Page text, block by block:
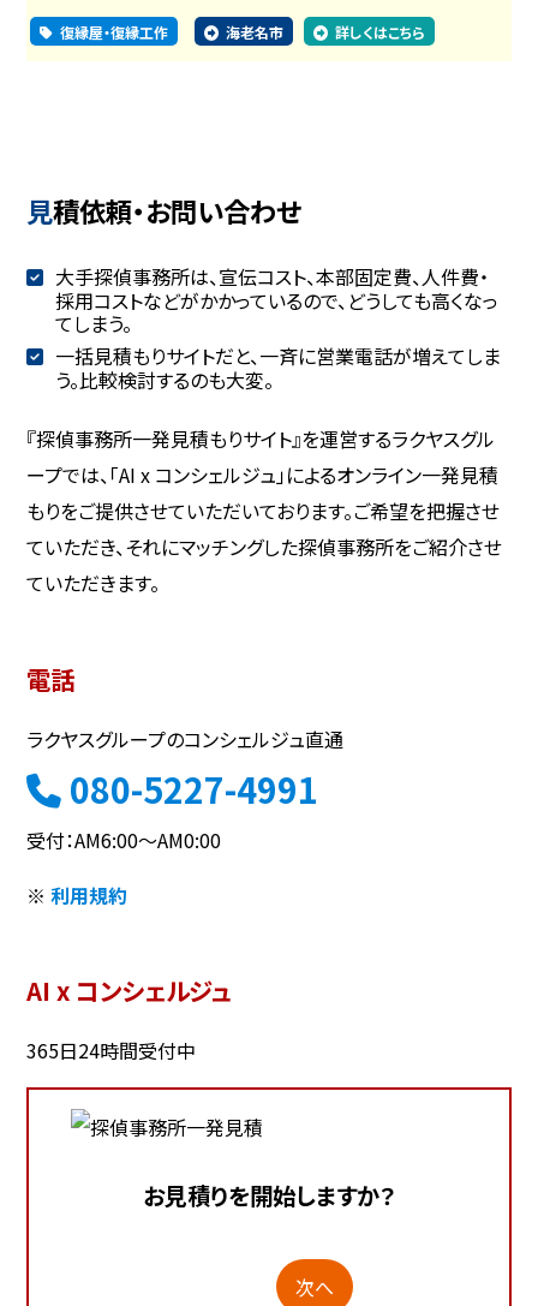
復縁屋・復縁工作 海老名市 詳しくはこちら
見積依頼・お問い合わせ
大手探偵事務所は、宣伝コスト、本部固定費、人件費・
採用コストなどがかかっているので、どうしても高くなっ
てしまう。
一括見積もりサイトだと、一斉に営業電話が増えてしま
う。比較検討するのも大変。
『探偵事務所一発見積もりサイト』を運営するラクヤスグル
ープでは、「AI x コンシェルジュ」によるオンライン一発見積
もりをご提供させていただいております。ご希望を把握させ
ていただき、それにマッチングした探偵事務所をご紹介させ
ていただきます。
電話
ラクヤスグループのコンシェルジュ直通
080-5227-4991
受付：AM6:00～AM0:00
※利用規約
AI x コンシェルジュ
365日24時間受付中
お見積りを開始しますか？
次へ